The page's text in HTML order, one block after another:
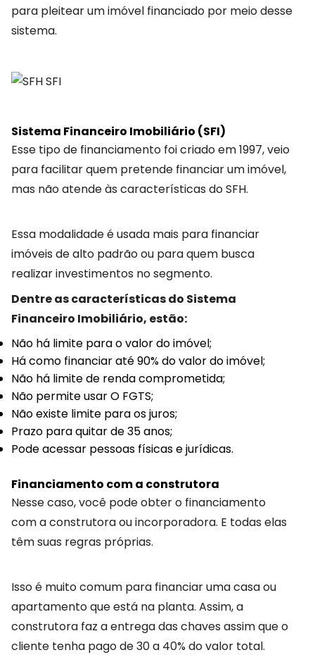
para pleitear um imóvel financiado por meio desse
sistema.
Sistema Financeiro Imobiliário (SFI)
Esse tipo de financiamento foi criado em 1997, veio
para facilitar quem pretende financiar um imóvel,
mas não atende às características do SFH.
Essa modalidade é usada mais para financiar
imóveis de alto padrão ou para quem busca
realizar investimentos no segmento.
Dentre as características do Sistema
Financeiro Imobiliário, estão:
Não há limite para o valor do imóvel;
Há como financiar até 90% do valor do imóvel;
Não há limite de renda comprometida;
Não permite usar O FGTS;
Não existe limite para os juros;
Prazo para quitar de 35 anos;
Pode acessar pessoas físicas e jurídicas.
Financiamento com a construtora
Nesse caso, você pode obter o financiamento
com a construtora ou incorporadora. E todas elas
têm suas regras próprias.
Isso é muito comum para financiar uma casa ou
apartamento que está na planta. Assim, a
construtora faz a entrega das chaves assim que o
cliente tenha pago de 30 a 40% do valor total.